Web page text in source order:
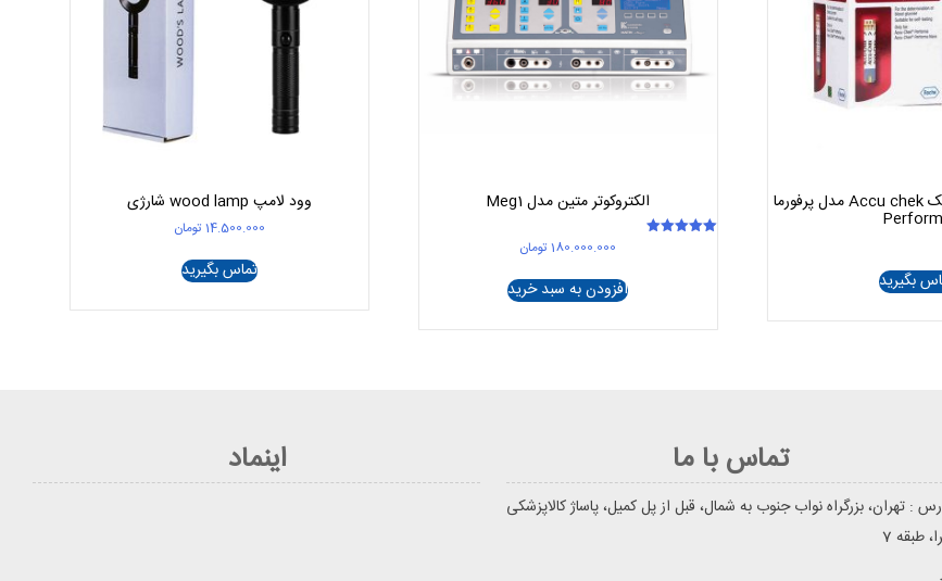
نوار قند خون اکیو چک Accu chek مدل پرفورما
بگیرید
الکتروکوتر متین مدل Meg1
180.000.000 تومان
افزودن به سبد خرید
وود لامپ wood lamp شارژی
14.500.000 تومان
تماس بگیرید
تماس با ما
: تهران، بزرگراه نواب جنوب به شمال، قبل از پل کمیل، پاساژ کالاپزشکی
طبقه 7
اینماد